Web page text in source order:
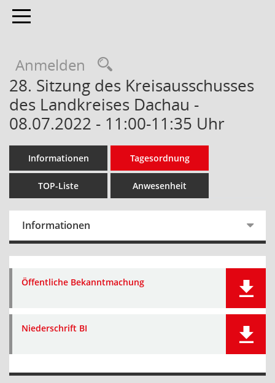
Toggle navigation
Anmelden
28. Sitzung des Kreisausschusses
des Landkreises Dachau -
08.07.2022 - 11:00-11:35 Uhr
Informationen Tagesordnung
TOP-Liste Anwesenheit
Informationen
Öffentliche Bekanntmachung
Niederschrift BI